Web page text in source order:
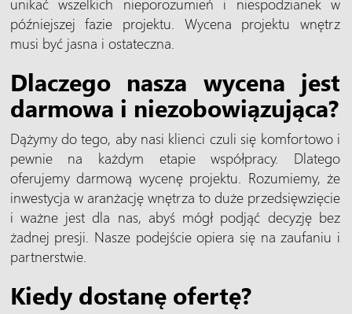
późniejszej fazie projektu. Wycena projektu wnętrz
musi być jasna i ostateczna.
Dlaczego nasza wycena jest
darmowa i niezobowiązująca?
Dążymy do tego, aby nasi klienci czuli się komfortowo i
pewnie na każdym etapie współpracy. Dlatego
oferujemy darmową wycenę projektu. Rozumiemy, że
inwestycja w aranżację wnętrza to duże przedsięwzięcie
i ważne jest dla nas, abyś mógł podjąć decyzję bez
żadnej presji. Nasze podejście opiera się na zaufaniu i
partnerstwie.
Kiedy dostanę ofertę?